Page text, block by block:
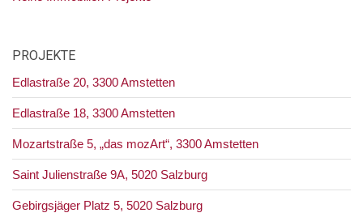
PROJEKTE
Edlastraße 20, 3300 Amstetten
Edlastraße 18, 3300 Amstetten
Mozartstraße 5, „das mozArt“, 3300 Amstetten
Saint Julienstraße 9A, 5020 Salzburg
Gebirgsjäger Platz 5, 5020 Salzburg